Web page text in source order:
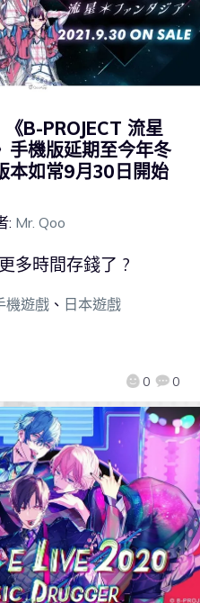
《B-PROJECT 流星
機版延期至今年冬
如常9月30日開始
: Mr. Qoo
0 0
多時間存錢了 ?
機遊戲、 日本遊戲